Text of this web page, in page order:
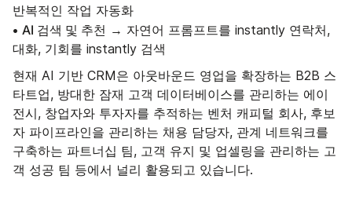
반복적인 작업 자동화
• AI 검색 및 추천 → 자연어 프롬프트를 instantly 연락처,
대화, 기회를 instantly 검색
현재 AI 기반 CRM은 아웃바운드 영업을 확장하는 B2B 스
타트업, 방대한 잠재 고객 데이터베이스를 관리하는 에이
전시, 창업자와 투자자를 추적하는 벤처 캐피털 회사, 후보
자 파이프라인을 관리하는 채용 담당자, 관계 네트워크를
구축하는 파트너십 팀, 고객 유지 및 업셀링을 관리하는 고
객 성공 팀 등에서 널리 활용되고 있습니다.